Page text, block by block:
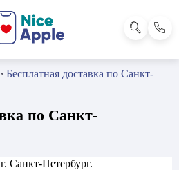
Бесплатная доставка по Санкт-
по Санкт-
Санкт-Петербург.